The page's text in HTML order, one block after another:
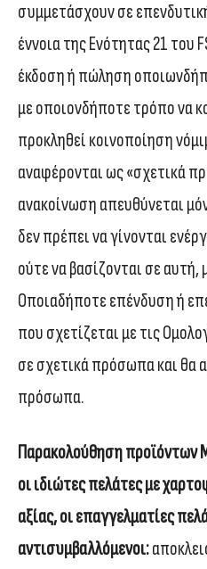
συμμετάσχουν σε
έννοια της Ενότητας 21 του
έκδοση ή πώληση
με οποιονδήποτε τρόπο να
προκληθεί κοινοποίηση
αναφέρονται ως «σχετικά
ανακοίνωση απευθύνεται
δεν πρέπει να γίνονται
ούτε να βασίζονται σε
Οποιαδήποτε επένδυση ή
που σχετίζεται με τις
σε σχετικά πρόσωπα και θα
πρόσωπα.
Παρακολούθηση προϊόντων
οι ιδιώτες πελάτες με
αξίας, οι επαγγελματίες
αντισυμβαλλόμενοι: